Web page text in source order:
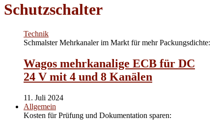
Schutzschalter
Technik
Schmalster Mehrkanaler im Markt für mehr Packungsdichte:
Wagos mehrkanalige ECB für DC
24 V mit 4 und 8 Kanälen
11. Juli 2024
Allgemein
Kosten für Prüfung und Dokumentation sparen: